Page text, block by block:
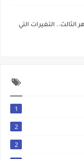
التغيرات التي
1
2
2